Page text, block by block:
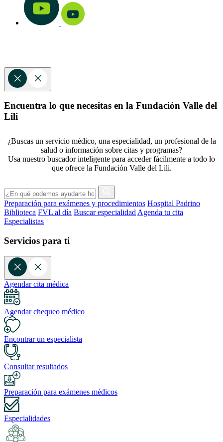
Encuentra lo que necesitas en la Fundación Valle del
Lili
¿Buscas un servicio médico, una especialidad, un profesional de la
salud o información sobre citas y programas?
Usa nuestro buscador inteligente para acceder fácilmente a todo lo
que ofrece la Fundación Valle del Lili.
Preparación para exámenes y procedimientos Hospital Padrino
Biblioteca FVL al día Buscar especialidad Agenda tu cita
Especialistas
Servicios para ti
Agendar cita médica
Agendar chequeo médico
Encontrar un especialista
Consultar resultados
Preparación para exámenes médicos
Especialidades